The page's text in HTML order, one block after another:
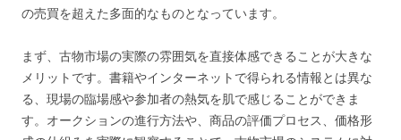
の売買を超えた多面的なものとなっています。
まず、古物市場の実際の雰囲気を直接体感できることが大きな
メリットです。書籍やインターネットで得られる情報とは異な
る、現場の臨場感や参加者の熱気を肌で感じることができま
す。オークションの進行方法や、商品の評価プロセス、価格形